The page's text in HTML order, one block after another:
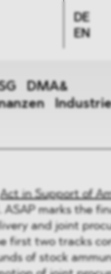
DE
EN
DMA&
Act in Support of
marks the
and joint
first two tracks
of stock